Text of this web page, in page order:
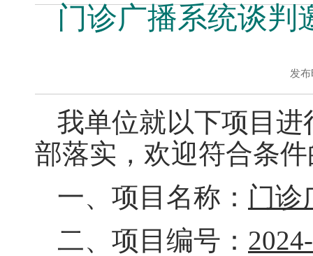
门诊广播系统谈判
发
我单位就以下项目
部落实，欢迎符合条
一、项目名称： 门诊
二、项目编号：